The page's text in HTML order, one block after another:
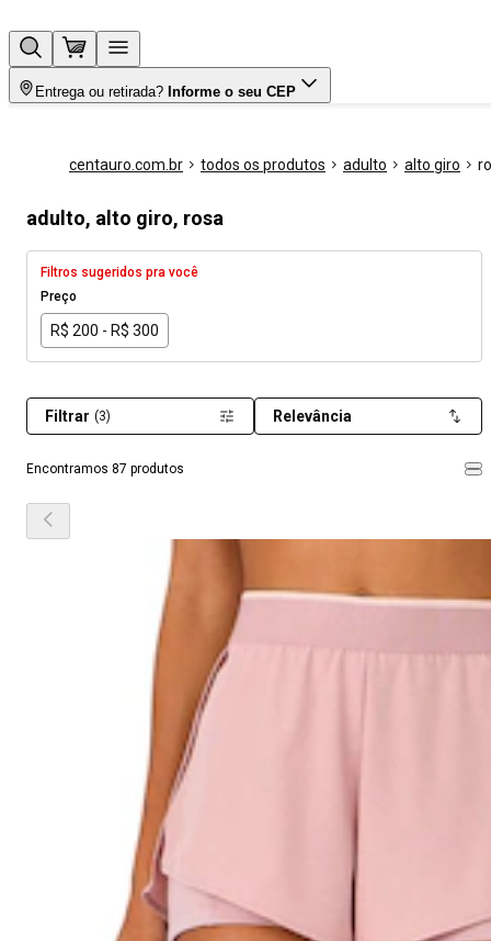
Entrega ou retirada? Informe o seu CEP
centauro.com.br todos os produtos adulto alto giro
adulto, alto giro, rosa
Filtros sugeridos pra você
Preço
R$ 200 - R$ 300
Encontramos 87 produtos
Filtrar (3) Relevância